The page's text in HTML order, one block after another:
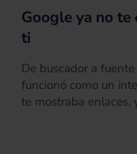
Google ya no
ti
De buscador a
funcionó como un
te mostraba enlaces,